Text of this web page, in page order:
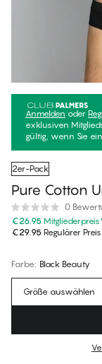
Anmelden oder
exklusiven
gültig, wenn Sie
2er-Pack
Pure Cotton
0
€26.95 Mitgliederpreis
€29.95 Regulärer Preis
Farbe: Black Beauty
Für diesen
Größe auswählen